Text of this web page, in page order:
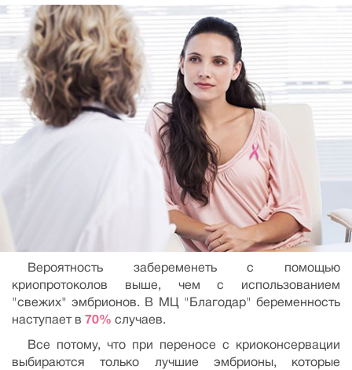
Вероятность забеременеть с помощью
криопротоколов выше, чем с использованием
"свежих" эмбрионов. В МЦ "Благодар" беременность
наступает в 70% случаев.
Все потому, что при переносе с криоконсервации
выбираются только лучшие эмбрионы, которые